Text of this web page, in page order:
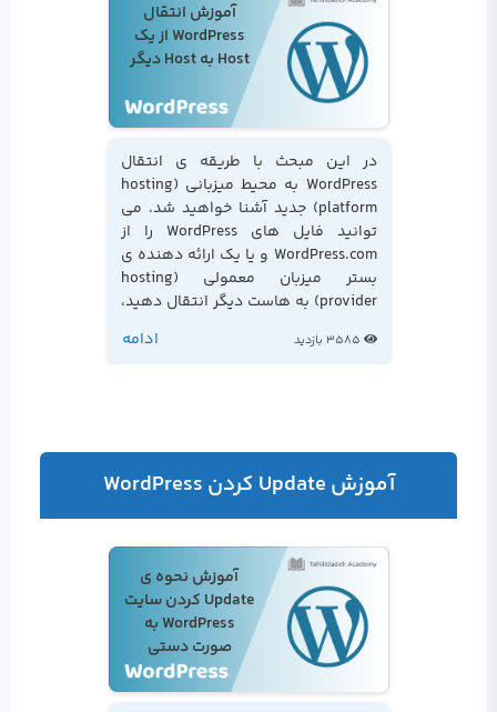
آموزش انتقال
WordPress از یک
Host به Host دیگر
در این مبحث با طریقه ی انتقال
WordPress به محیط میزبانی (hosting
platform) جدید آشنا خواهید شد. می
توانید فایل های WordPress را از
WordPress.com و یا یک ارائه دهنده ی
بستر میزبان معمولی (hosting
provider) به هاست دیگر انتقال دهید،
برای انتقال فایل ها به هاست دیگر را در
3585 بازدید ادامه
آموزش Update کردن WordPress
آموزش نحوه ی
Update کردن سایت
WordPress به
صورت دستی